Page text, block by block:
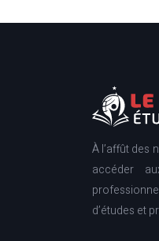
À l’affût des
accéder
d’études et